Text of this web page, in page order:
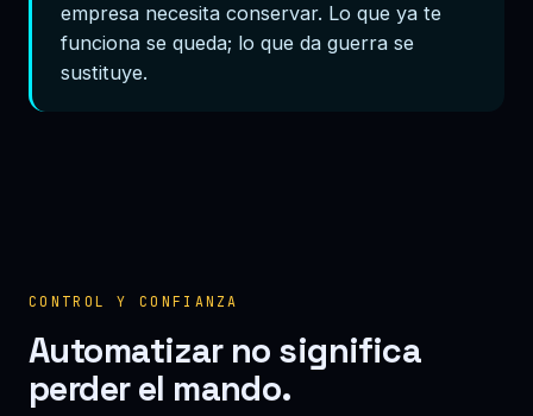
empresa necesita conservar. Lo que ya te
funciona se queda; lo que da guerra se
sustituye.
CONTROL Y CONFIANZA
Automatizar no significa
perder el mando.